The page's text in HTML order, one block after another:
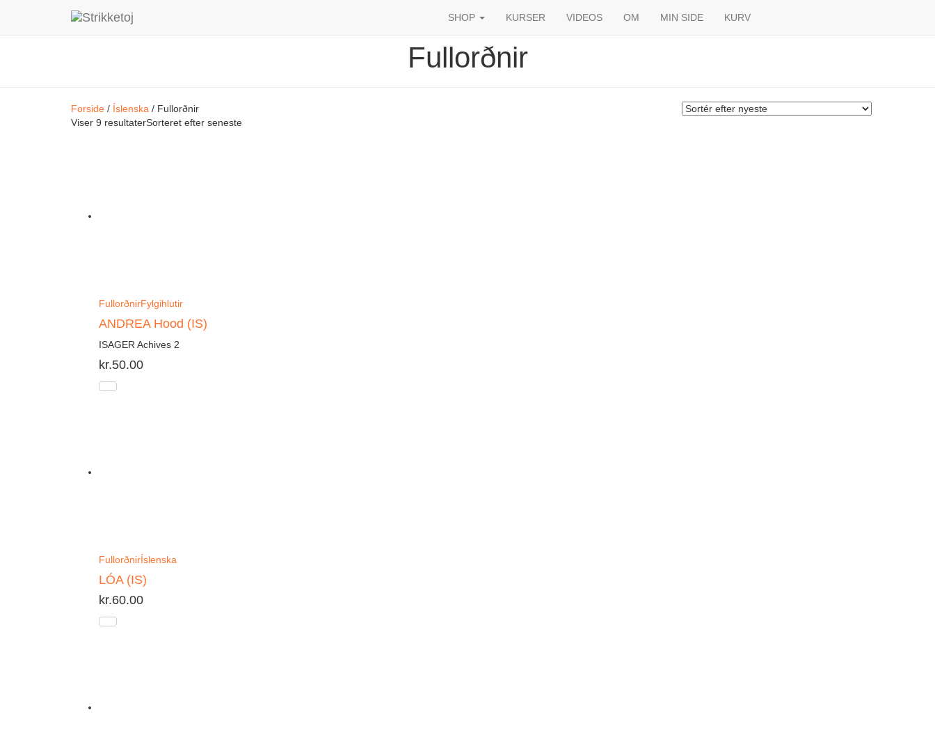
SHOP KURSER VIDEOS OM MIN SIDE KURV
Fullorðnir
Forside / Íslenska / Fullorðnir
Viser 9 resultaterSorteret efter seneste
FullorðnirFylgihlutir
ANDREA Hood (IS)
ISAGER Achives 2
kr.50.00
FullorðnirÍslenska
LÓA (IS)
kr.60.00